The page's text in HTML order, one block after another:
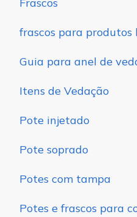
Frascos
frascos para produtos
Guia para anel de
Itens de Vedação
Pote injetado
Pote soprado
Potes com tampa
Potes e frascos para